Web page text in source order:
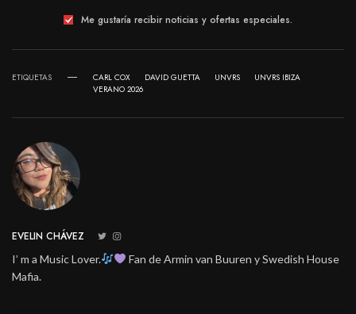
Me gustaría recibir noticias y ofertas especiales.
ETIQUETAS CARL COX DAVID GUETTA UNVRS
UNVRS IBIZA
VERANO 2026
EVELIN CHÁVEZ
I’ m a Music Lover.
Fan de Armin van Buuren y Swedish House
Mafia.